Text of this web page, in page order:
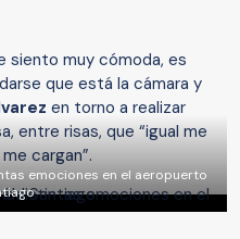
siento muy cómoda, es
que está la cámara y
en torno a realizar
entre risas, que “igual me
cargan”.
emociones en el aeropuerto